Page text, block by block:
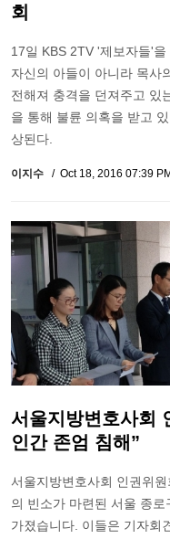
회
17일 KBS 2TV '제보자들'
자신의 아들이 아니라 목사
전해져 충격을 던져주고 있
을 통해 불륜 의혹을 받고
상된다.
이지수 Oct 18, 2016 07:39
서울지방변호사회
인간 존엄 침해”
서울지방변호사회 인권위
의 빈소가 마련된 서울 종
가졌습니다. 이들은 기자회